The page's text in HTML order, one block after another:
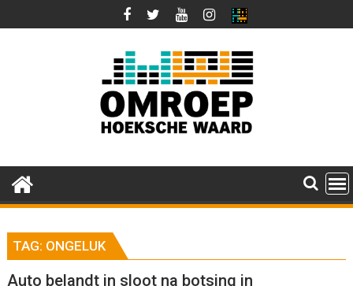
naar
TAG: ONGELUK
Auto belandt in sloot na botsing in